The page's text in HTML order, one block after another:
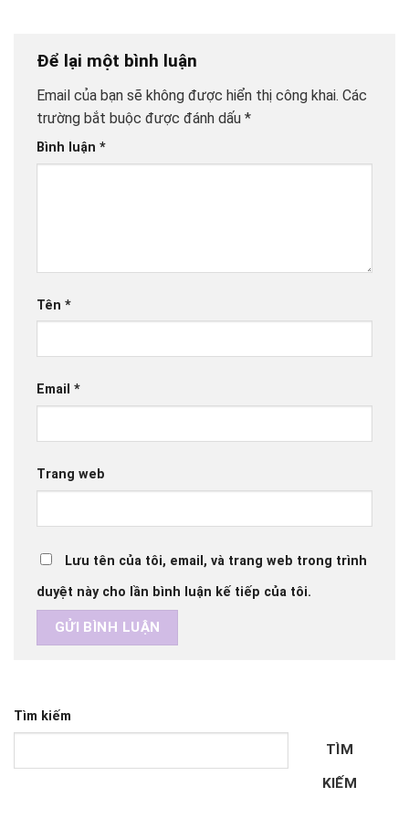
Tìm kiếm
TÌM
KIẾM
Để lại một bình luận
Email của bạn sẽ không được hiển thị công khai. Các
trường bắt buộc được đánh dấu *
Bình luận *
Tên *
Email *
Trang web
Lưu tên của tôi, email, và trang web trong trình
duyệt này cho lần bình luận kế tiếp của tôi.